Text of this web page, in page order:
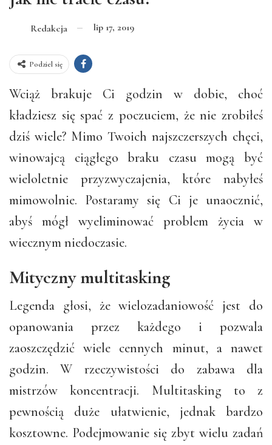
Redakcja lip 17, 2019
Podziel się
Wciąż brakuje Ci godzin w dobie, choć
kładziesz się spać z poczuciem, że nie zrobiłeś
dziś wiele? Mimo Twoich najszczerszych chęci,
winowajcą ciągłego braku czasu mogą być
wieloletnie przyzwyczajenia, które nabyłeś
mimowolnie. Postaramy się Ci je unaocznić,
abyś mógł wyeliminować problem życia w
wiecznym niedoczasie.
Mityczny multitasking
Legenda głosi, że wielozadaniowość jest do
opanowania przez każdego i pozwala
zaoszczędzić wiele cennych minut, a nawet
godzin. W rzeczywistości do zabawa dla
mistrzów koncentracji. Multitasking to z
pewnością duże ułatwienie, jednak bardzo
kosztowne. Podejmowanie się zbyt wielu zadań